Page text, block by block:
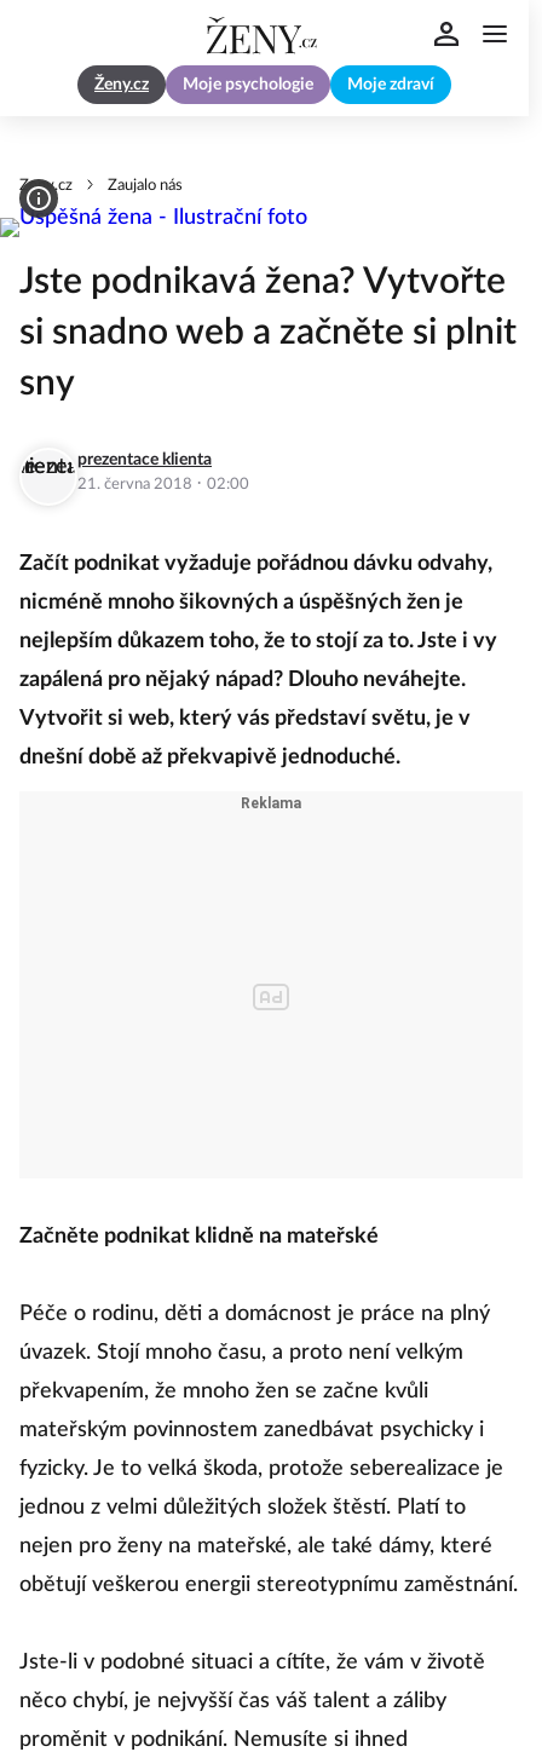
Ženy.cz Moje psychologie Moje zdraví
Zeny.cz Zaujalo nás
Jste podnikavá žena? Vytvořte
si snadno web a začněte si plnit
sny
prezentace klienta
21. června 2018 · 02:00
Začít podnikat vyžaduje pořádnou dávku odvahy,
nicméně mnoho šikovných a úspěšných žen je
nejlepším důkazem toho, že to stojí za to. Jste i vy
zapálená pro nějaký nápad? Dlouho neváhejte.
Vytvořit si web, který vás představí světu, je v
dnešní době až překvapivě jednoduché.
Začněte podnikat klidně na mateřské
Péče o rodinu, děti a domácnost je práce na plný
úvazek. Stojí mnoho času, a proto není velkým
překvapením, že mnoho žen se začne kvůli
mateřským povinnostem zanedbávat psychicky i
fyzicky. Je to velká škoda, protože seberealizace je
jednou z velmi důležitých složek štěstí. Platí to
nejen pro ženy na mateřské, ale také dámy, které
obětují veškerou energii stereotypnímu zaměstnání.
Jste-li v podobné situaci a cítíte, že vám v životě
něco chybí, je nejvyšší čas váš talent a záliby
proměnit v podnikání. Nemusíte si ihned